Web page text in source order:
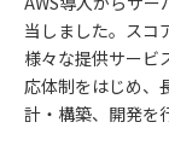
当しました。スコ
様々な提供サービ
応体制をはじめ、
計・構築、開発を